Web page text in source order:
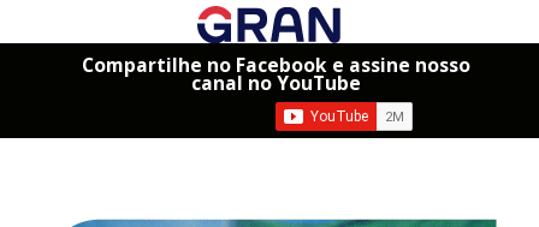
Compartilhe no Facebook e assine nosso
canal no YouTube